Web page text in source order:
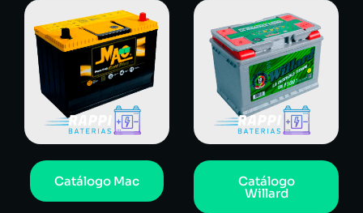
Catálogo Mac Catálogo
Willard